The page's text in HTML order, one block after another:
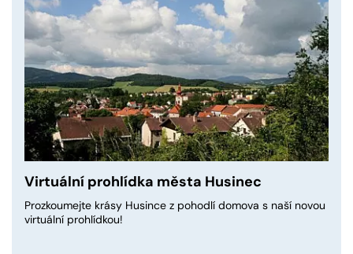
Virtuální prohlídka města Husinec
Prozkoumejte krásy Husince z pohodlí domova s naší novou
virtuální prohlídkou!